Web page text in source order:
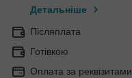
Детальніше
Післяплата
Готівкою
Оплата за реквізитами